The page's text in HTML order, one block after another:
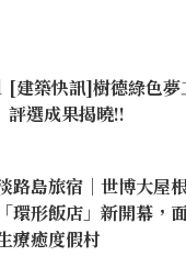
[建築快訊]樹德綠色
評選成果揭曉!!
路島旅宿｜世博大屋
環形飯店」新開幕，
療癒度假村